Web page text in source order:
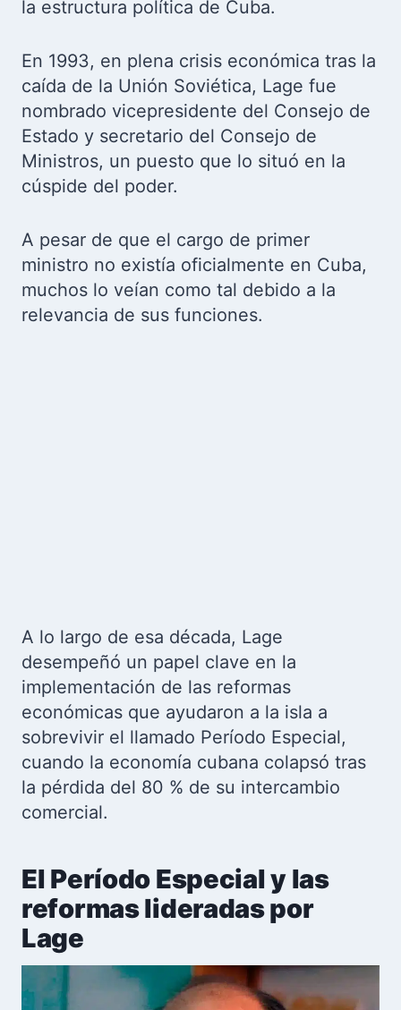
la estructura política de Cuba.
En 1993, en plena crisis económica tras la
caída de la Unión Soviética, Lage fue
nombrado vicepresidente del Consejo de
Estado y secretario del Consejo de
Ministros, un puesto que lo situó en la
cúspide del poder.
A pesar de que el cargo de primer
ministro no existía oficialmente en Cuba,
muchos lo veían como tal debido a la
relevancia de sus funciones.
A lo largo de esa década, Lage
desempeñó un papel clave en la
implementación de las reformas
económicas que ayudaron a la isla a
sobrevivir el llamado Período Especial,
cuando la economía cubana colapsó tras
la pérdida del 80 % de su intercambio
comercial.
El Período Especial y las
reformas lideradas por
Lage